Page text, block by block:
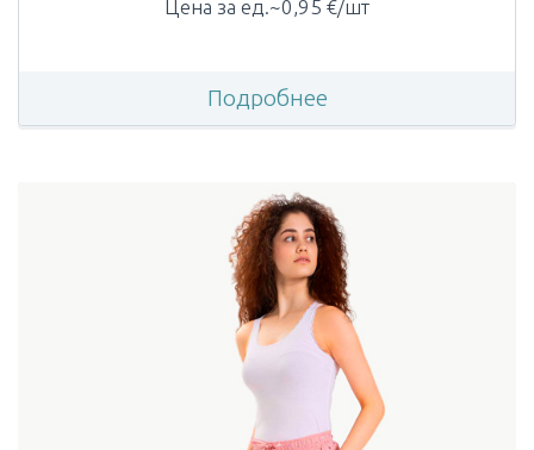
Цена за ед.~0,95 €/шт
Подробнее